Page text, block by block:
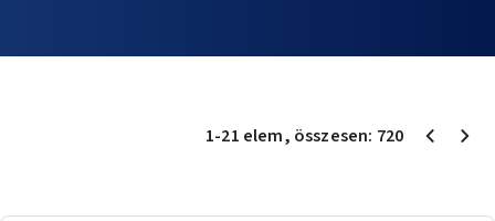
1-21 elem, összesen: 720